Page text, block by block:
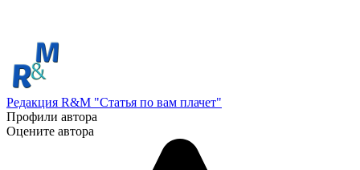
Редакция R&M "Статья по вам плачет"
Профили автора
Оцените автора